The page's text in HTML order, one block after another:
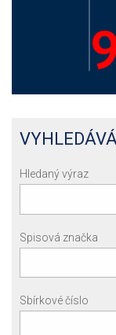
Hledaný výraz
Spisová značka
Sbírkové číslo